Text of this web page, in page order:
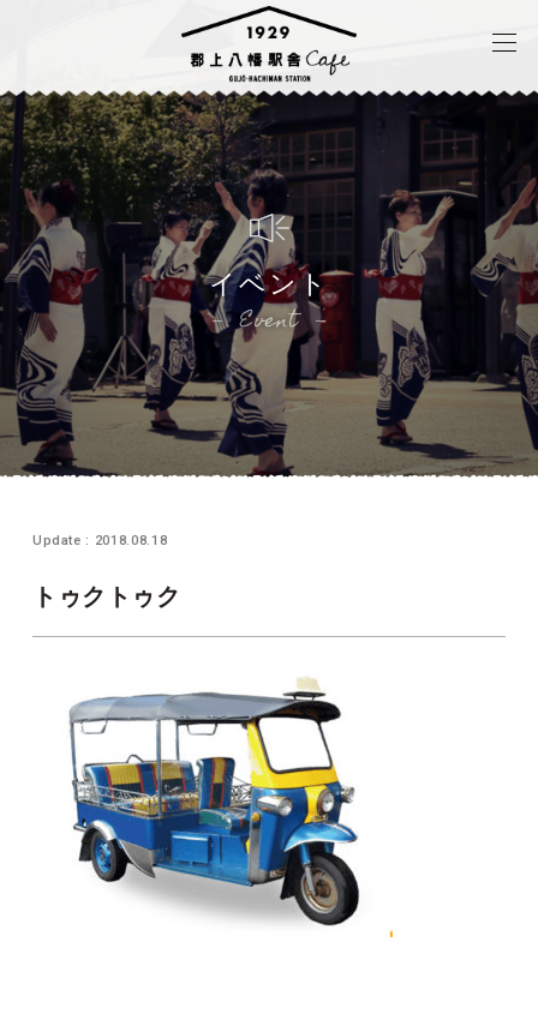
イベント
Event
Update : 2018.08.18
トゥクトゥク